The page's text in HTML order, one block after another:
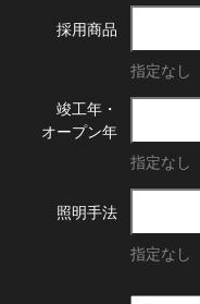
採用商品
指定なし
竣工年・
オープン年
指定なし
照明手法
指定なし